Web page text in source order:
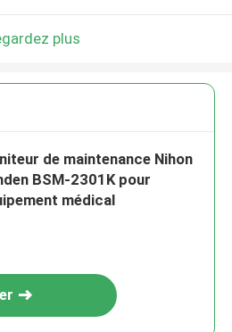
plus
de maintenance Nihon
BSM-2301K pour
médical